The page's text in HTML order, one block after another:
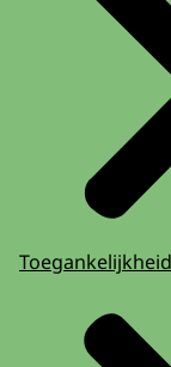
Toegankelijkheid